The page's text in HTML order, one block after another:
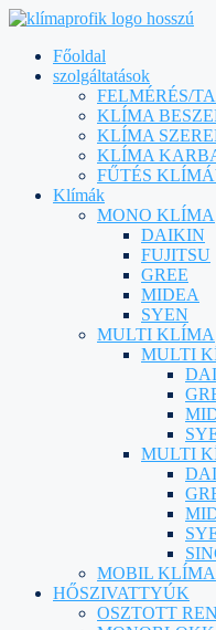
Főoldal
szolgáltatások
FELMÉRÉS/
KLÍMA
KLÍMA
KLÍMA
FŰTÉS
Klímák
MONO KLÍMA
DAIKIN
FUJITSU
GREE
MIDEA
SYEN
MULTI KLÍMA
MULTI
MULTI
MOBIL KLÍMA
HŐSZIVATTYÚK
OSZTOTT